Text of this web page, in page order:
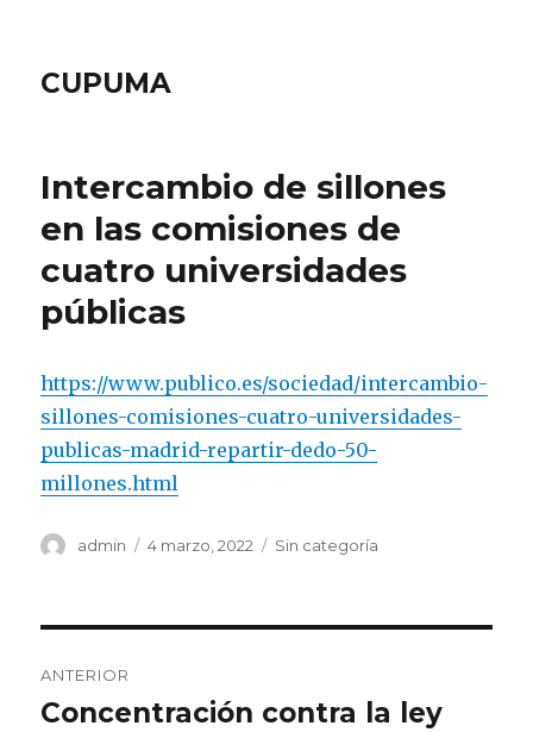
CUPUMA
Intercambio de sillones
en las comisiones de
cuatro universidades
públicas
https://www.publico.es/sociedad/intercambio-
sillones-comisiones-cuatro-universidades-
publicas-madrid-repartir-dedo-50-
millones.html
Autor
admin
Publicado
4 marzo, 2022 Categorías
Sin categoría
de
ANTERIOR
Entrada
Concentración contra la ley